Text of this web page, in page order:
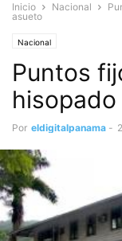
Inicio Nacional
asueto
Nacional
Puntos
Por eldigitalpanama -